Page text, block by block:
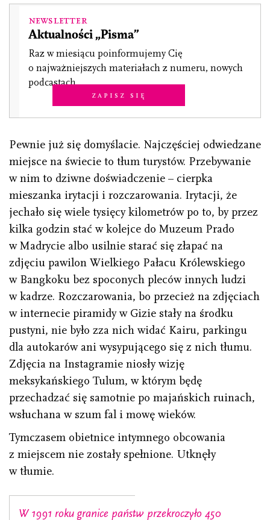
Newsletter
Aktualności „Pisma”
Raz w miesiącu poinformujemy Cię
o najważniejszych materiałach z numeru, nowych
podcastach.
Zapisz się
Pewnie już się domyślacie. Najczęściej odwiedzane
miejsce na świecie to tłum turystów. Przebywanie
w nim to dziwne doświadczenie – cierpka
mieszanka irytacji i rozczarowania. Irytacji, że
jechało się wiele tysięcy kilometrów po to, by przez
kilka godzin stać w kolejce do Muzeum Prado
w Madrycie albo usilnie starać się złapać na
zdjęciu pawilon Wielkiego Pałacu Królewskiego
w Bangkoku bez spoconych pleców innych ludzi
w kadrze. Rozczarowania, bo przecież na zdjęciach
w internecie piramidy w Gizie stały na środku
pustyni, nie było zza nich widać Kairu, parkingu
dla autokarów ani wysypującego się z nich tłumu.
Zdjęcia na Instagramie niosły wizję
meksykańskiego Tulum, w którym będę
przechadzać się samotnie po majańskich ruinach,
wsłuchana w szum fal i mowę wieków.
Tymczasem obietnice intymnego obcowania
z miejscem nie zostały spełnione. Utknęły
w tłumie.
W 1991 roku granice państw przekroczyło 450